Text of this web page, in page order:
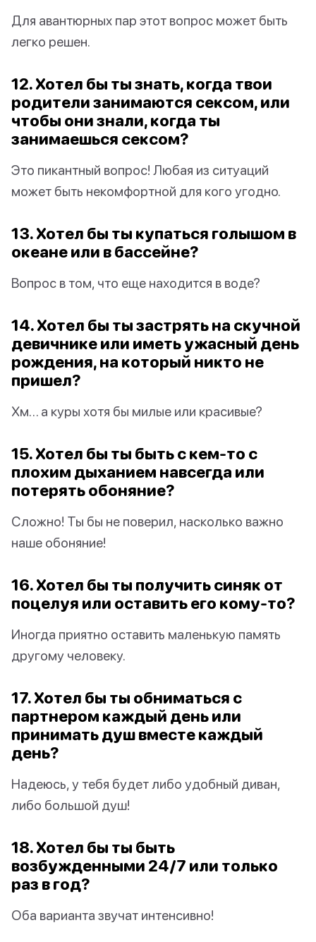
Для авантюрных пар этот вопрос может быть
легко решен.
12. Хотел бы ты знать, когда твои
родители занимаются сексом, или
чтобы они знали, когда ты
занимаешься сексом?
Это пикантный вопрос! Любая из ситуаций
может быть некомфортной для кого угодно.
13. Хотел бы ты купаться голышом в
океане или в бассейне?
Вопрос в том, что еще находится в воде?
14. Хотел бы ты застрять на скучной
девичнике или иметь ужасный день
рождения, на который никто не
пришел?
Хм… а куры хотя бы милые или красивые?
15. Хотел бы ты быть с кем-то с
плохим дыханием навсегда или
потерять обоняние?
Сложно! Ты бы не поверил, насколько важно
наше обоняние!
16. Хотел бы ты получить синяк от
поцелуя или оставить его кому-то?
Иногда приятно оставить маленькую память
другому человеку.
17. Хотел бы ты обниматься с
партнером каждый день или
принимать душ вместе каждый
день?
Надеюсь, у тебя будет либо удобный диван,
либо большой душ!
18. Хотел бы ты быть
возбужденными 24/7 или только
раз в год?
Оба варианта звучат интенсивно!